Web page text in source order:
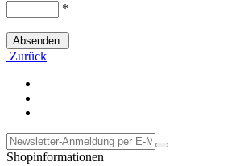
*
Absenden
Zurück
Shopinformationen